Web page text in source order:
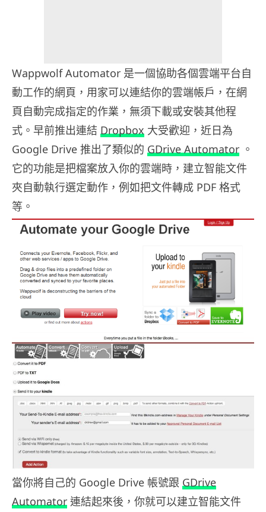
Wappwolf Automator 是一個協助各個雲端平台自
動工作的網頁，用家可以連結你的雲端帳戶，在網
頁自動完成指定的作業，無須下載或安裝其他程
式。早前推出連結 Dropbox 大受歡迎，近日為
Google Drive 推出了類似的 GDrive Automator 。
它的功能是把檔案放入你的雲端時，建立智能文件
夾自動執行選定動作，例如把文件轉成 PDF 格式
等。
當你將自己的 Google Drive 帳號跟 GDrive
Automator 連結起來後，你就可以建立智能文件